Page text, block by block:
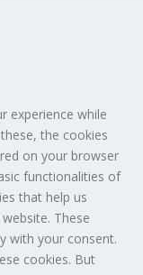
experience while
the cookies
on your browser
functionalities of
that help us
These
with your consent.
cookies. But